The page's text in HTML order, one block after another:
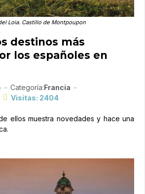
Loia. Castillo de Montpoupon
destinos más
los españoles en
Categoría:Francia
Visitas: 2404
ellos muestra novedades y hace una